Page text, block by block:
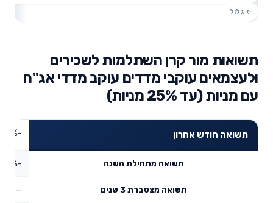
תשואות מור קרן השתלמות לשכירים
ולעצמאים עוקבי מדדים עוקב מדדי אג"ח
עם מניות (עד 25% מניות)
תשואה חודש אחרון -3.78%
תשואה מתחילת השנה -5.33%
תשואה מצטברת 3 שנים —